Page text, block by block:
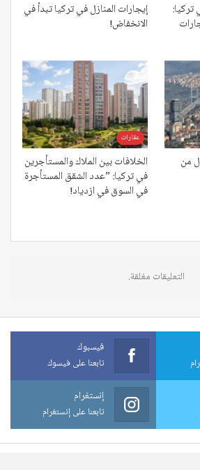
إيجارات المنازل في تركيا تبدأ في
الانخفاض!
من
عقارات
الخلافات بين الملاك والمستأجرين
في تركيا: ”عدد الشقق المستأجرة
في السوق في ازدياد!
التعليقات مغلقة.
فيسبوك
تابعنا على فيسوك
إنستغرام
تابعنا على إنستغرام